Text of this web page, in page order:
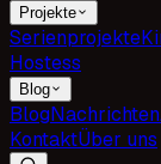
Projekte
Serienprojekte
Hostess
Blog
BlogNachrichten
KontaktÜber uns